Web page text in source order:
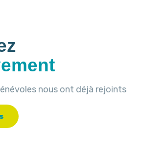
nous ont déjà rejoints
s